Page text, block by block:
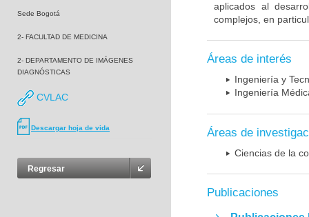
Sede Bogotá
2- FACULTAD DE MEDICINA
2- DEPARTAMENTO DE IMÁGENES
DIAGNÓSTICAS
CVLAC
Descargar hoja de vida
Regresar
aplicados al
complejos, en
Áreas de interés
Ingeniería y
Ingeniería
Áreas de
Ciencias de la
Publicaciones